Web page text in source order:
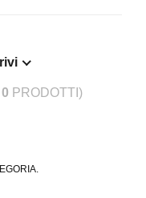
0 PRODOTTI)